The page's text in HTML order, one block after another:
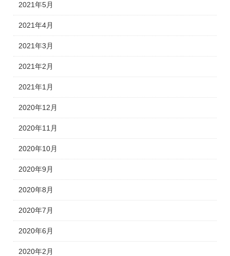
2021年5月
2021年4月
2021年3月
2021年2月
2021年1月
2020年12月
2020年11月
2020年10月
2020年9月
2020年8月
2020年7月
2020年6月
2020年2月